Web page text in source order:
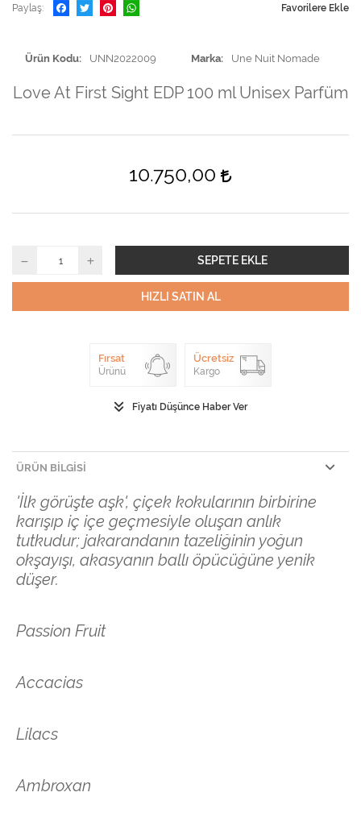
Paylaş Favorilere Ekle
Ürün Kodu UNN2022009 Marka Une Nuit Nomade
Love At First Sight EDP 100 ml Unisex Parfüm
10.750,00
SEPETE EKLE
HIZLI SATIN AL
Fırsat
Ürünü
Ücretsiz
Kargo
Fiyatı Düşünce Haber Ver
ÜRÜN BILGISI
'İlk görüşte aşk', çiçek kokularının birbirine
karışıp iç içe geçmesiyle oluşan anlık
tutkudur; jakarandanın tazeliğinin yoğun
okşayışı, akasyanın ballı öpücüğüne yenik
düşer.
Passion Fruit
Accacias
Lilacs
Ambroxan